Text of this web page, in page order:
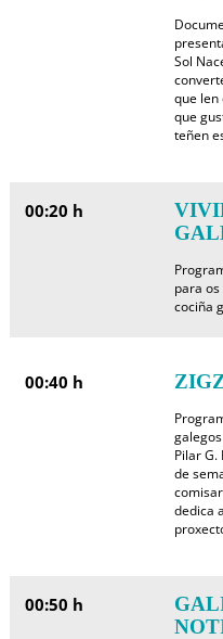
Sol
que len
que
teñen
00:20 h
para
cociña
00:40 h
Pilar
de
dedica
00:50 h